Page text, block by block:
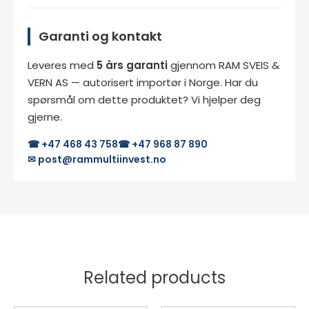
Garanti og kontakt
Leveres med 5 års garantigjennom RAM SVEIS &
VERN AS — autorisert importør i Norge. Har du
spørsmål om dette produktet? Vi hjelper deg
gjerne.
☎ +47 468 43 758☎ +47 968 87 890
✉ post@rammultiinvest.no
Related products